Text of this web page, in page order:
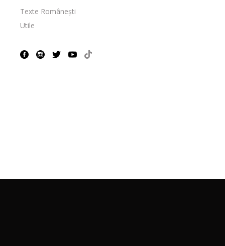
Texte Românești
Utile